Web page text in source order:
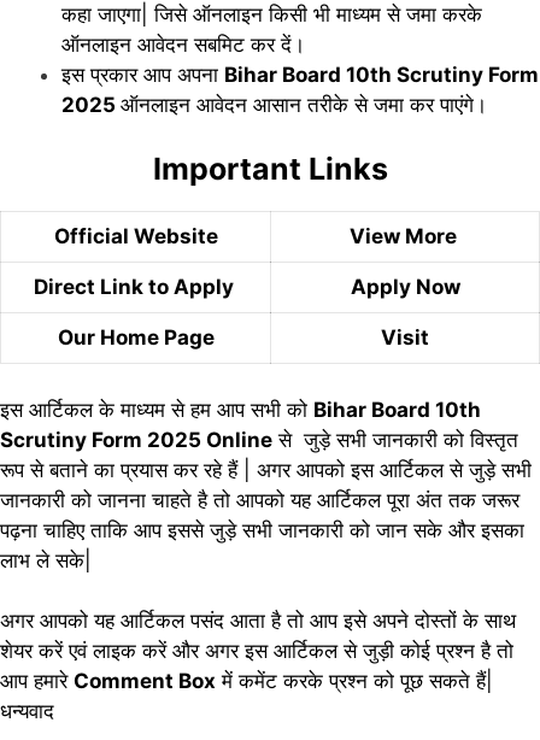
कहा जाएगा| जिसे ऑनलाइन किसी भी माध्यम से जमा करके
ऑनलाइन आवेदन सबमिट कर दें।
इस प्रकार आप अपना Bihar Board 10th Scrutiny Form
2025 ऑनलाइन आवेदन आसान तरीके से जमा कर पाएंगे।
Important Links
Official Website View More
Direct Link to Apply Apply Now
Our Home Page Visit
इस आर्टिकल के माध्यम से हम आप सभी को Bihar Board 10th
Scrutiny Form 2025 Online से जुड़े सभी जानकारी को विस्तृत
रूप से बताने का प्रयास कर रहे हैं | अगर आपको इस आर्टिकल से जुड़े सभी
जानकारी को जानना चाहते है तो आपको यह आर्टिकल पूरा अंत तक जरूर
पढ़ना चाहिए ताकि आप इससे जुड़े सभी जानकारी को जान सके और इसका
लाभ ले सके|
अगर आपको यह आर्टिकल पसंद आता है तो आप इसे अपने दोस्तों के साथ
शेयर करें एवं लाइक करें और अगर इस आर्टिकल से जुड़ी कोई प्रश्न है तो
आप हमारे Comment Box में कमेंट करके प्रश्न को पूछ सकते हैं|
धन्यवाद